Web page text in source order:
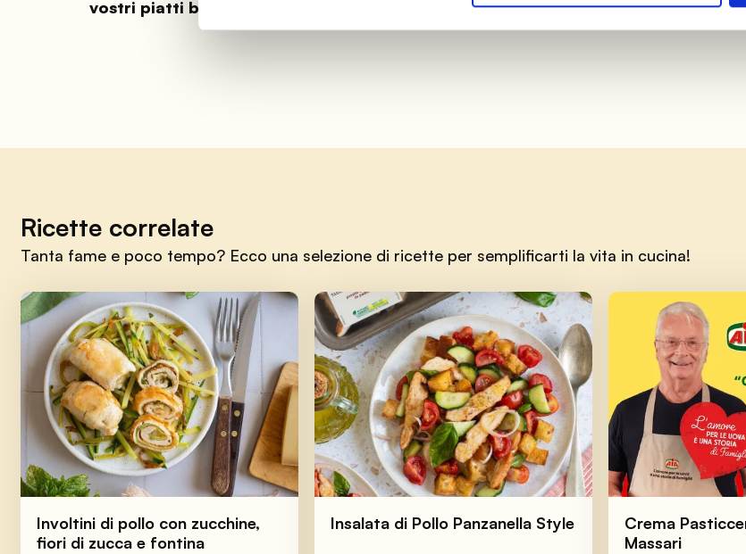
vostri piatti bruciati.
Ricette correlate
Tanta fame e poco tempo? Ecco una selezione di ricette per semplificarti la vita in cucina!
Involtini di pollo con zucchine,
fiori di zucca e fontina
Insalata di Pollo Panzanella Style
Crema
Massari